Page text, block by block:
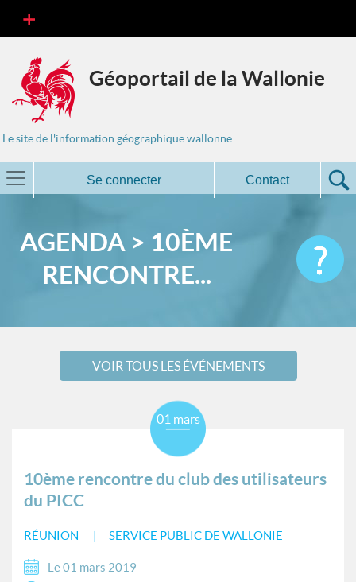
Géoportail de la Wallonie
Le site de l'information géographique wallonne
Se connecter Contact
AGENDA > 10ÈME
RENCONTRE...
VOIR TOUS LES ÉVÉNEMENTS
10ème rencontre du club des utilisateurs
du PICC
RÉUNION SERVICE PUBLIC DE WALLONIE
01 mars
Le 01 mars 2019